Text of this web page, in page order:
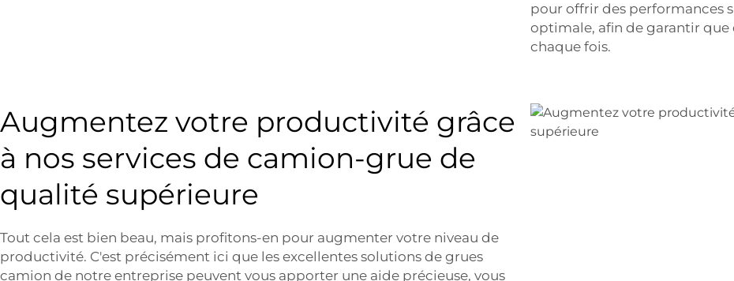
pour offrir des performances
optimale, afin de garantir
chaque fois.
Augmentez votre productivité grâce
à nos services de camion-grue de
qualité supérieure
Tout cela est bien beau, mais profitons-en pour augmenter votre niveau de
productivité. C'est précisément ici que les excellentes solutions de grues
camion de notre entreprise peuvent vous apporter une aide précieuse, vous